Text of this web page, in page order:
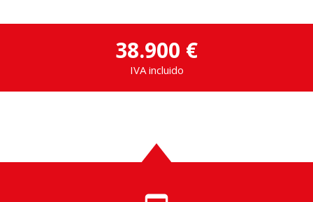
38.900 €
IVA incluido